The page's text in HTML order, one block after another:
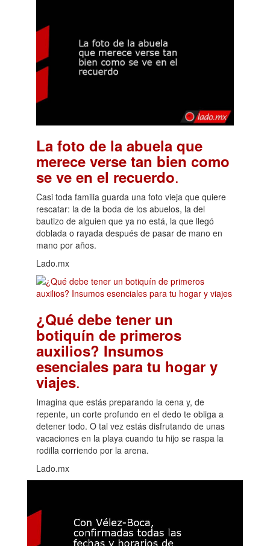
La foto de la abuela que
merece verse tan bien como
se ve en el recuerdo.
Casi toda familia guarda una foto vieja que quiere
rescatar: la de la boda de los abuelos, la del
bautizo de alguien que ya no está, la que llegó
doblada o rayada después de pasar de mano en
mano por años.
Lado.mx
¿Qué debe tener un
botiquín de primeros
auxilios? Insumos
esenciales para tu hogar y
viajes.
Imagina que estás preparando la cena y, de
repente, un corte profundo en el dedo te obliga a
detener todo. O tal vez estás disfrutando de unas
vacaciones en la playa cuando tu hijo se raspa la
rodilla corriendo por la arena.
Lado.mx